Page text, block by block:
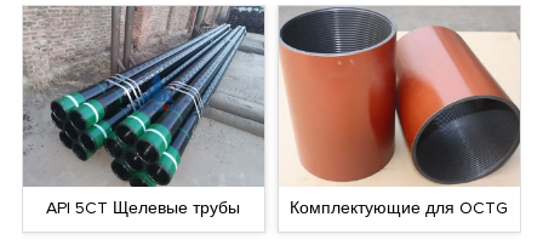
API 5CT Щелевые трубы Комплектующие для OCTG